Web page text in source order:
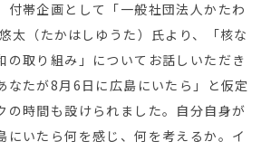
付帯企画として「一般社団法人かたわ
太（たかはしゆうた）氏より、「核な
の取り組み」についてお話しいただき
なたが8月6日に広島にいたら」と仮定
の時間も設けられました。自分自身が
にいたら何を感じ、何を考えるか。イ